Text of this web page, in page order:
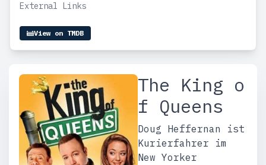
External Links
View on TMDB
The King o
f Queens
Doug Heffernan ist
Kurierfahrer im
New Yorker